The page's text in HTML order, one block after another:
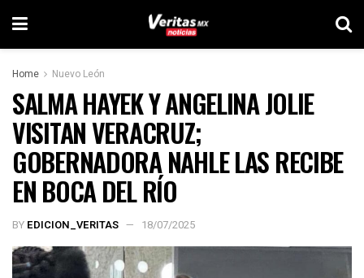
Home Nuevo León
SALMA HAYEK Y ANGELINA JOLIE
VISITAN VERACRUZ;
GOBERNADORA NAHLE LAS RECIBE
EN BOCA DEL RÍO
BY EDICION_VERITAS 18/07/2025